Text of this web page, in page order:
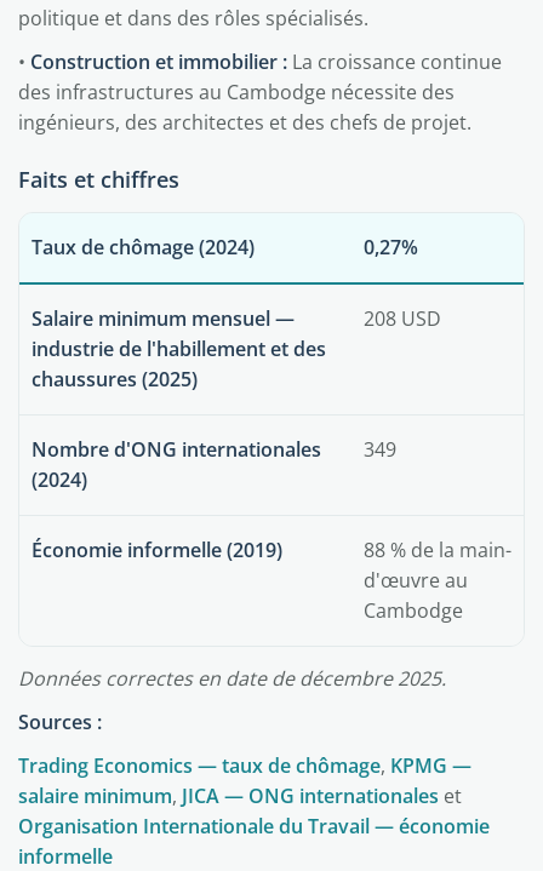
politique et dans des rôles spécialisés.
• Construction et immobilier : La croissance continue
des infrastructures au Cambodge nécessite des
ingénieurs, des architectes et des chefs de projet.
Faits et chiffres
Taux de chômage (2024) 0,27%
Salaire minimum mensuel —
industrie de l'habillement et des
chaussures (2025)
208 USD
Nombre d'ONG internationales
(2024)
349
Économie informelle (2019)
88 % de la main-
d'œuvre au
Cambodge
Données correctes en date de décembre 2025.
Sources :
Trading Economics — taux de chômage, KPMG —
salaire minimum, JICA — ONG internationales et
Organisation Internationale du Travail — économie
informelle